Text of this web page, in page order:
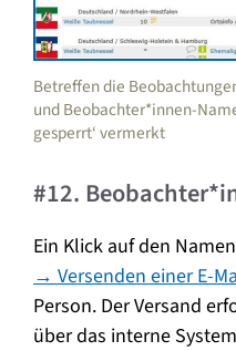
Betreffen die
und Beobachter*innen-
gesperrt‘ vermerkt
#12.
Ein Klick auf den
→ Versenden einer E-
Person. Der Versand
über das interne